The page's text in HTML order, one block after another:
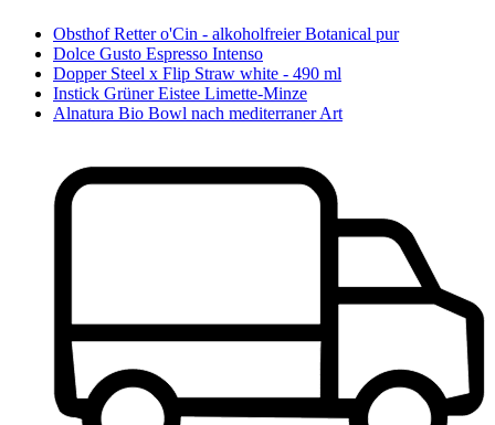
Obsthof Retter o'Cin - alkoholfreier Botanical pur
Dolce Gusto Espresso Intenso
Dopper Steel x Flip Straw white - 490 ml
Instick Grüner Eistee Limette-Minze
Alnatura Bio Bowl nach mediterraner Art